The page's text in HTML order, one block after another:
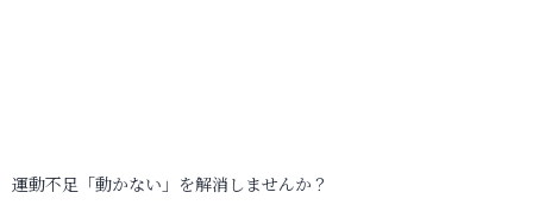
運動不足「動かない」を解消しませんか？